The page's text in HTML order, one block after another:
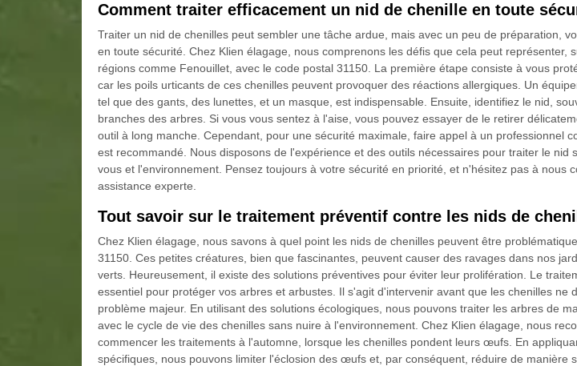
Comment traiter efficacement un nid de chenille en toute
Traiter un nid de chenilles peut sembler une tâche ardue, mais avec un peu de préparation,
en toute sécurité. Chez Klien élagage, nous comprenons les défis que cela peut représenter,
régions comme Fenouillet, avec le code postal 31150. La première étape consiste à vous
car les poils urticants de ces chenilles peuvent provoquer des réactions allergiques. Un
tel que des gants, des lunettes, et un masque, est indispensable. Ensuite, identifiez le nid,
branches des arbres. Si vous vous sentez à l'aise, vous pouvez essayer de le retirer
outil à long manche. Cependant, pour une sécurité maximale, faire appel à un professionnel
est recommandé. Nous disposons de l'expérience et des outils nécessaires pour traiter le nid
vous et l'environnement. Pensez toujours à votre sécurité en priorité, et n'hésitez pas à nous
assistance experte.
Tout savoir sur le traitement préventif contre les nids de
Chez Klien élagage, nous savons à quel point les nids de chenilles peuvent être
31150. Ces petites créatures, bien que fascinantes, peuvent causer des ravages dans nos
verts. Heureusement, il existe des solutions préventives pour éviter leur prolifération. Le
essentiel pour protéger vos arbres et arbustes. Il s'agit d'intervenir avant que les chenilles ne
problème majeur. En utilisant des solutions écologiques, nous pouvons traiter les arbres de
avec le cycle de vie des chenilles sans nuire à l'environnement. Chez Klien élagage, nous
commencer les traitements à l'automne, lorsque les chenilles pondent leurs œufs. En
spécifiques, nous pouvons limiter l'éclosion des œufs et, par conséquent, réduire de manière